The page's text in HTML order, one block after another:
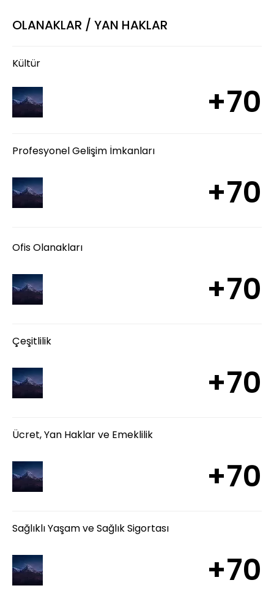
OLANAKLAR / YAN HAKLAR
Kültür
+70
Profesyonel Gelişim İmkanları
+70
Ofis Olanakları
+70
Çeşitlilik
+70
Ücret, Yan Haklar ve Emeklilik
+70
Sağlıklı Yaşam ve Sağlık Sigortası
+70